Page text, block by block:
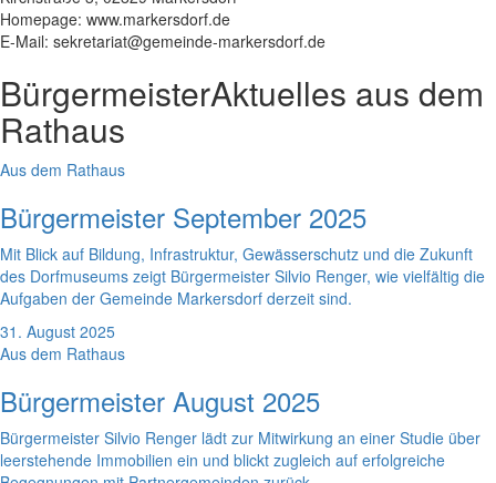
Homepage: www.markersdorf.de
E-Mail: sekretariat@gemeinde-markersdorf.de
BürgermeisterAktuelles aus dem
Rathaus
Aus dem Rathaus
Bürgermeister September 2025
Mit Blick auf Bildung, Infrastruktur, Gewässerschutz und die Zukunft
des Dorfmuseums zeigt Bürgermeister Silvio Renger, wie vielfältig die
Aufgaben der Gemeinde Markersdorf derzeit sind.
31. August 2025
Aus dem Rathaus
Bürgermeister August 2025
Bürgermeister Silvio Renger lädt zur Mitwirkung an einer Studie über
leerstehende Immobilien ein und blickt zugleich auf erfolgreiche